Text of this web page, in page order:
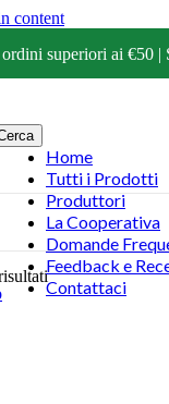
content
superiori ai €50 |
Home
Tutti i Prodotti
Produttori
La Cooperativa
Domande
Feedback e
Contattaci